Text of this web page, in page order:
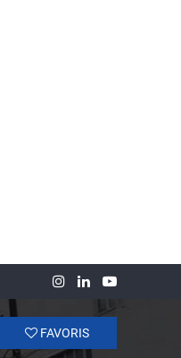
FAVORIS